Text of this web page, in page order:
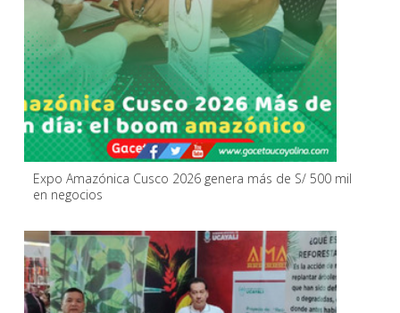
Expo Amazónica Cusco 2026 genera más de S/ 500 mil
en negocios